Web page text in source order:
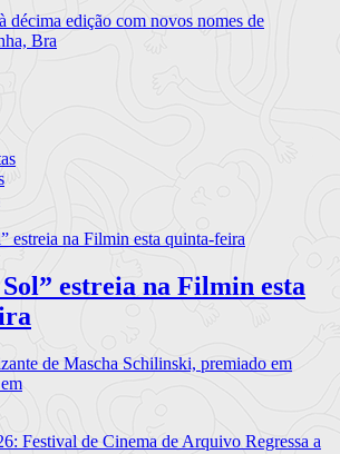
décima edição com novos nomes de
Bra
estreia na Filmin esta
de Mascha Schilinski, premiado em